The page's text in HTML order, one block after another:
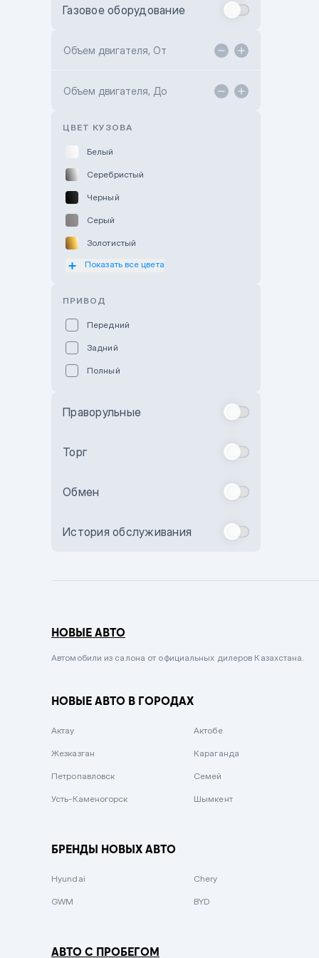
Toyota Kokshetau
Hyundai ShymCity
Газовое оборудование
Объем двигателя, От
Объем двигателя, До
ЦВЕТ КУЗОВА
Белый
Серебристый
Черный
Серый
Золотистый
Оранжевый
Бежевый
Комбинированный
Сиреневый металлик
Вишневый
Зеленый металлик
Показать все цвета
ПРИВОД
Передний
Задний
Полный
Праворульные
Торг
Обмен
История обслуживания
НОВЫЕ АВТО
Автомобили из салона от официальных дилеров Казахстана.
НОВЫЕ АВТО В ГОРОДАХ
Актау Актобе
Жезказган Караганда
Петропавловск Семей
Усть-Каменогорск Шымкент
БРЕНДЫ НОВЫХ АВТО
Hyundai Chery
GWM BYD
АВТО С ПРОБЕГОМ